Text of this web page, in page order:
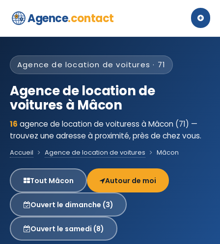
Agence.contact
Agence de location de voitures · 71
Agence de location de
voitures à Mâcon
16 agence de location de voituress à Mâcon (71) —
trouvez une adresse à proximité, près de chez vous.
Accueil Agence de location de voitures Mâcon
Tout Mâcon Autour de moi
Ouvert le dimanche (3)
Ouvert le samedi (8)